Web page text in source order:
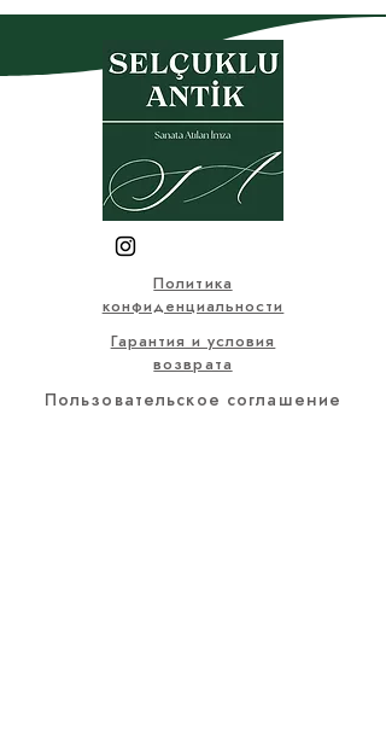
Политика
конфиденциальности
Гарантия и условия
возврата
Пользовательское соглашение